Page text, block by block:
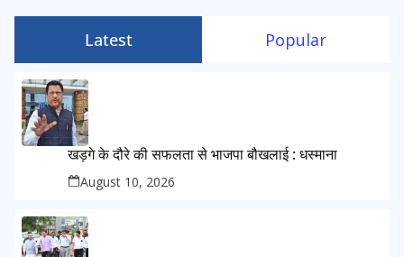
Latest Popular
खड़गे के दौरे की सफलता से भाजपा बौखलाई : धस्माना
August 10, 2026